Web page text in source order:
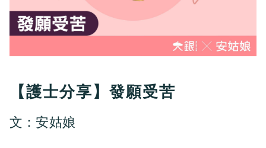
【護士分享】發願受苦
文：安姑娘